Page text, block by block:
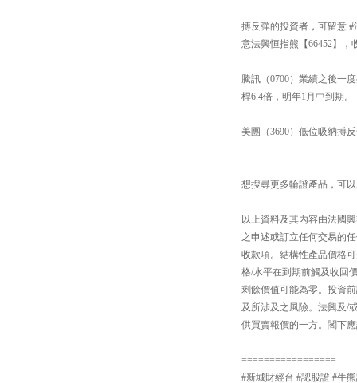
搏反彈的投資者，可留意
意法興恒指熊【66452】，
騰訊（0700）業績之後一
桿6.4倍，明年1月中到期。
美團（3690）低位吸納搏
想搜尋更多輪證產品，可以
以上資料及其內容由法國
之申述或訂立任何交易的
收款項。結構性產品價格
格/水平在到期前觸及收回
剩餘價值可能為零。投資
及所涉及之風險。法興及/
供買賣報價的一方。閣下
=================
#新城財經台 #認股證 #牛熊